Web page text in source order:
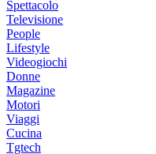
Spettacolo
Televisione
People
Lifestyle
Videogiochi
Donne
Magazine
Motori
Viaggi
Cucina
Tgtech